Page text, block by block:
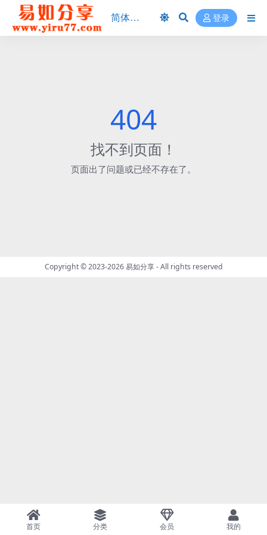
登录
404
找不到页面！
页面出了问题或已经不存在了。
Copyright © 2023-2026易如分享- All rights reserved
首页 分类 会员 我的